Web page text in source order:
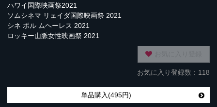
ハワイ国際映画祭2021
ソムシネマ リェイダ国際映画祭 2021
シネ ポル ムヘーレス 2021
ロッキー山脈女性映画祭 2021
お気に入り登録数：118
単品購入(495円)